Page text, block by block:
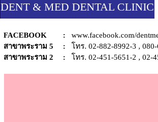
DENT & MED DENTAL CLINIC
FACEBOOK
สาขาพระราม 5
สาขาพระราม 2
:
www.facebook.com/
: โทร. 02-882-8992-3 ,
:
โทร. 02-451-5651-2 , 02-